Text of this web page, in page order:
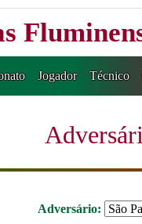
Jogador Técnico
Adversário: